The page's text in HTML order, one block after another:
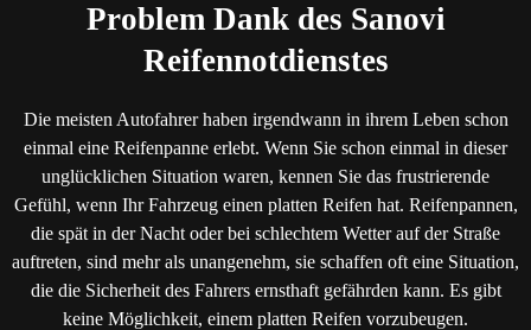
Problem Dank des Sanovi
Reifennotdienstes
Die meisten Autofahrer haben irgendwann in ihrem Leben schon
einmal eine Reifenpanne erlebt. Wenn Sie schon einmal in dieser
unglücklichen Situation waren, kennen Sie das frustrierende
Gefühl, wenn Ihr Fahrzeug einen platten Reifen hat. Reifenpannen,
die spät in der Nacht oder bei schlechtem Wetter auf der Straße
auftreten, sind mehr als unangenehm, sie schaffen oft eine Situation,
die die Sicherheit des Fahrers ernsthaft gefährden kann. Es gibt
keine Möglichkeit, einem platten Reifen vorzubeugen.